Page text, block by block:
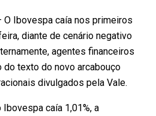
O Ibovespa caía nos primeiros
diante de cenário negativo
agentes financeiros
do texto do novo arcabouço
divulgados pela Vale.
caía 1,01%, a